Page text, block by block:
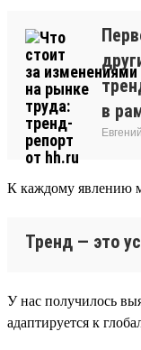
в
К каждому явлению
Тренд — это
У нас получилось
адаптируется к